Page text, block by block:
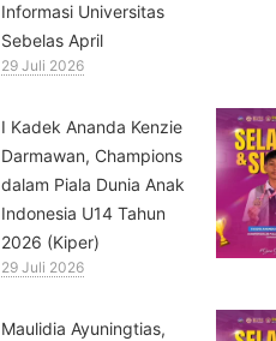
Informasi Universitas
Sebelas April
29 Juli 2026
⁠I Kadek Ananda Kenzie
Darmawan, Champions
dalam Piala Dunia Anak
Indonesia U14 Tahun
2026 (Kiper)
29 Juli 2026
⁠Maulidia Ayuningtias,